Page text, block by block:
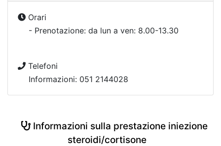
Orari
- Prenotazione: da lun a ven: 8.00-13.30
Telefoni
Informazioni: 051 2144028
Informazioni sulla prestazione iniezione
steroidi/cortisone